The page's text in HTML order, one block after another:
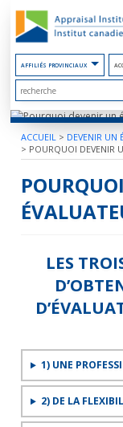
AFFILIÉS PROVINCIAUX
ACCUEIL > DEVENIR UN
> POURQUOI DEVENIR
LES
1) UNE
2) DE LA